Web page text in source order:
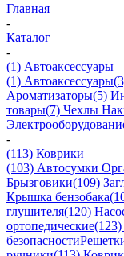
Главная
-
Каталог
-
(1) Автоаксессуары
(1) Автоаксессуары
Ароматизаторы(5)
товары(7) Чехлы
-
(113) Коврики
(103) Автосумки
Брызговики(109)
Крышка бензобака
глушителя(120)
ортопедические
безопасности